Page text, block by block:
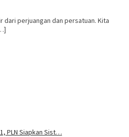
dari perjuangan dan persatuan. Kita
PLN Siapkan Sist…